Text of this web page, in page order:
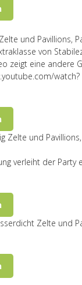
Zelte und Pavillions,
von
zeigt eine andere
watch?
Zelte und Pavillions,
verleiht der Party
Zelte und